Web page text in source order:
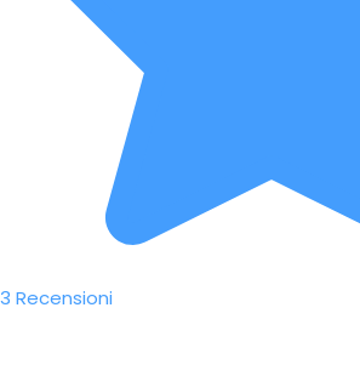
3 Recensioni